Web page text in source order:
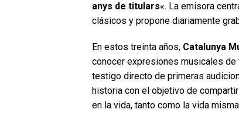
anys de titulars«. La emisora
clásicos y propone diariamente
En estos treinta años, Catalunya
conocer expresiones musicales
testigo directo de primeras
historia con el objetivo de
en la vida, tanto como la vida